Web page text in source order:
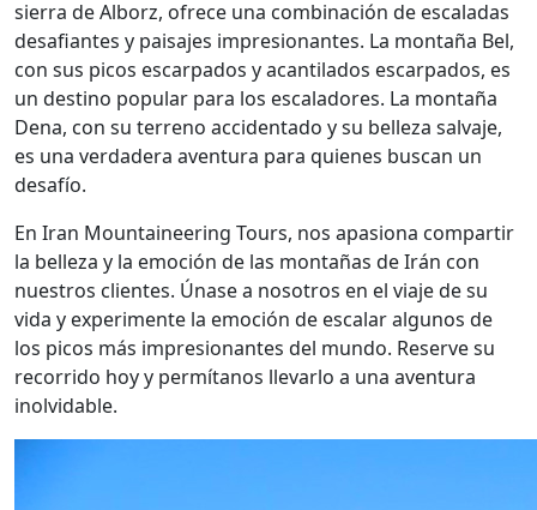
sierra de Alborz, ofrece una combinación de escaladas
desafiantes y paisajes impresionantes. La montaña Bel,
con sus picos escarpados y acantilados escarpados, es
un destino popular para los escaladores. La montaña
Dena, con su terreno accidentado y su belleza salvaje,
es una verdadera aventura para quienes buscan un
desafío.
En Iran Mountaineering Tours, nos apasiona compartir
la belleza y la emoción de las montañas de Irán con
nuestros clientes. Únase a nosotros en el viaje de su
vida y experimente la emoción de escalar algunos de
los picos más impresionantes del mundo. Reserve su
recorrido hoy y permítanos llevarlo a una aventura
inolvidable.